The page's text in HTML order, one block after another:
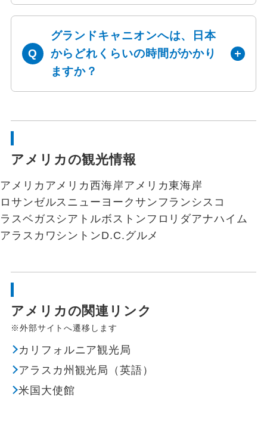
グランドキャニオンへは、日本
からどれくらいの時間がかかり
ますか？
アメリカの観光情報
アメリカ アメリカ西海岸アメリカ東海岸
ロサンゼルス ニューヨーク サンフランシスコ
ラスベガス シアトルボストン フロリダアナハイム
アラスカ ワシントンD.C. グルメ
アメリカの関連リンク
※外部サイトへ遷移します
カリフォルニア観光局
アラスカ州観光局（英語）
米国大使館